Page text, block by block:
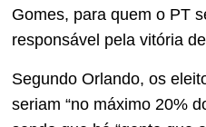
Gomes, para quem o PT
responsável pela vitória
Segundo Orlando, os
seriam “no máximo 20%